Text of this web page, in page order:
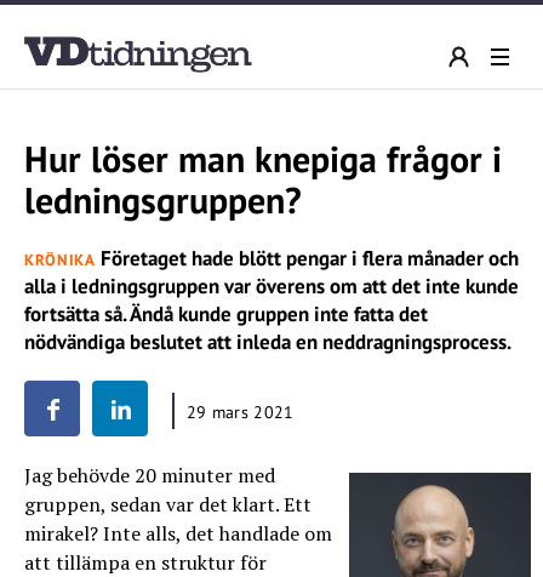
Hur löser man knepiga frågor i
ledningsgruppen?
KRÖNIKA Företaget hade blött pengar i flera månader och
alla i ledningsgruppen var överens om att det inte kunde
fortsätta så. Ändå kunde gruppen inte fatta det
nödvändiga beslutet att inleda en neddragningsprocess.
29 mars 2021
Jag behövde 20 minuter med
gruppen, sedan var det klart. Ett
mirakel? Inte alls, det handlade om
att tillämpa en struktur för